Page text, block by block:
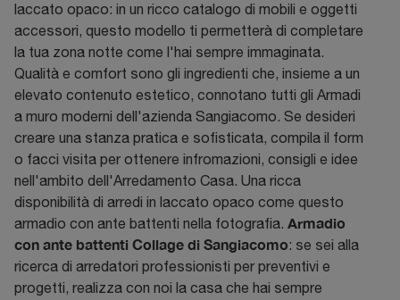
laccato opaco: in un ricco catalogo di mobili e oggetti
accessori, questo modello ti permetterà di completare
la tua zona notte come l'hai sempre immaginata.
Qualità e comfort sono gli ingredienti che, insieme a un
elevato contenuto estetico, connotano tutti gli Armadi
a muro moderni dell'azienda Sangiacomo. Se desideri
creare una stanza pratica e sofisticata, compila il form
o facci visita per ottenere infromazioni, consigli e idee
nell'ambito dell'Arredamento Casa. Una ricca
disponibilità di arredi in laccato opaco come questo
armadio con ante battenti nella fotografia. Armadio
con ante battenti Collage di Sangiacomo: se sei alla
ricerca di arredatori professionisti per preventivi e
progetti, realizza con noi la casa che hai sempre